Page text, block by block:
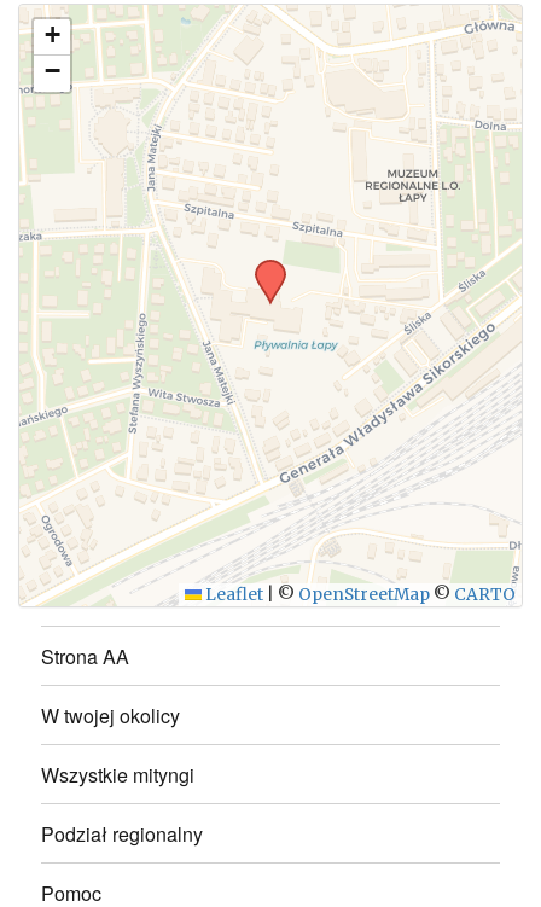
Użyj tego formularza aby przesłać informację o
zmianach w powyższym mityngu.
WYŚLIJ
+
−
Leaflet © OpenStreetMap © CARTO
Strona AA
W twojej okolicy
Wszystkie mityngi
Podział regionalny
Pomoc